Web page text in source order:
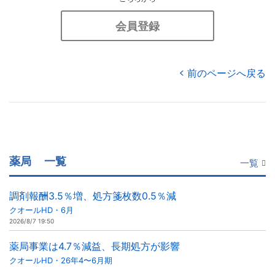
会員登録
前のページへ戻る
薬局 一覧 一覧
調剤報酬3.5％増、処方箋枚数0.5％減
クオールHD・6月
2026/8/7 19:50
薬局事業は4.7％減益、長期処方が影響
クオールHD・26年4〜6月期